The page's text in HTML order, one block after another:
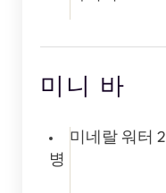
미니 바
미네랄 워터 2
병